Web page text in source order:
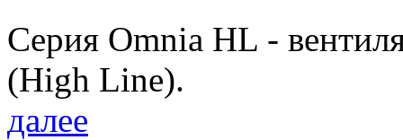
Серия Omnia HL -
(High Line).
далее